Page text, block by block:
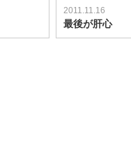
2011.11.16
最後が肝心